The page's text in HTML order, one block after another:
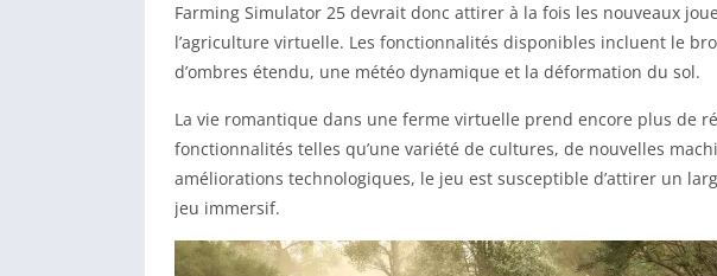
Farming Simulator 25 devrait donc attirer à la fois les nouveaux
l’agriculture virtuelle. Les fonctionnalités disponibles incluent le
d’ombres étendu, une météo dynamique et la déformation du sol.
La vie romantique dans une ferme virtuelle prend encore plus de
fonctionnalités telles qu’une variété de cultures, de nouvelles
améliorations technologiques, le jeu est susceptible d’attirer un
jeu immersif.